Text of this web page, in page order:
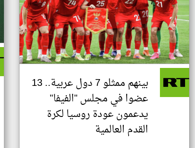
بينهم ممثلو 7 دول عربية.. 13
عضوا في مجلس "الفيفا"
يدعمون عودة روسيا لكرة
القدم العالمية